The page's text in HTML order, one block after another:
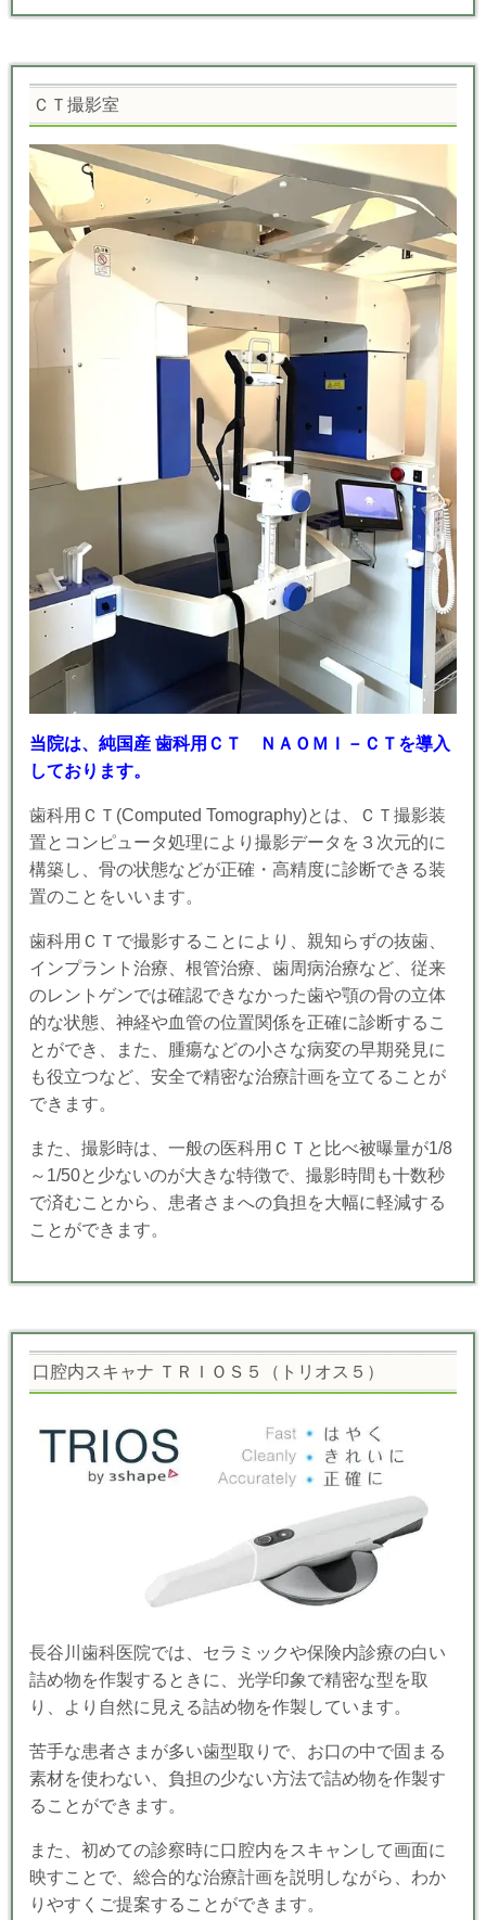
ＣＴ撮影室
当院は、純国産 歯科用ＣＴ ＮＡＯＭＩ－ＣＴを導入
しております。
歯科用ＣＴ(Computed Tomography)とは、ＣＴ撮影装
置とコンピュータ処理により撮影データを３次元的に
構築し、骨の状態などが正確・高精度に診断できる装
置のことをいいます。
歯科用ＣＴで撮影することにより、親知らずの抜歯、
インプラント治療、根管治療、歯周病治療など、従来
のレントゲンでは確認できなかった歯や顎の骨の立体
的な状態、神経や血管の位置関係を正確に診断するこ
とができ、また、腫瘍などの小さな病変の早期発見に
も役立つなど、安全で精密な治療計画を立てることが
できます。
また、撮影時は、一般の医科用ＣＴと比べ被曝量が1/8
～1/50と少ないのが大きな特徴で、撮影時間も十数秒
で済むことから、患者さまへの負担を大幅に軽減する
ことができます。
口腔内スキャナ ＴＲＩＯＳ５（トリオス５）
長谷川歯科医院では、セラミックや保険内診療の白い
詰め物を作製するときに、光学印象で精密な型を取
り、より自然に見える詰め物を作製しています。
苦手な患者さまが多い歯型取りで、お口の中で固まる
素材を使わない、負担の少ない方法で詰め物を作製す
ることができます。
また、初めての診察時に口腔内をスキャンして画面に
映すことで、総合的な治療計画を説明しながら、わか
りやすくご提案することができます。